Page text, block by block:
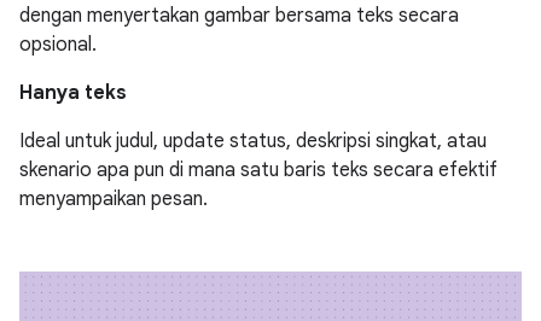
dengan menyertakan gambar bersama teks secara
opsional.
Hanya teks
Ideal untuk judul, update status, deskripsi singkat, atau
skenario apa pun di mana satu baris teks secara efektif
menyampaikan pesan.